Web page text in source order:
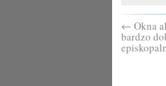
← Okna
bardzo